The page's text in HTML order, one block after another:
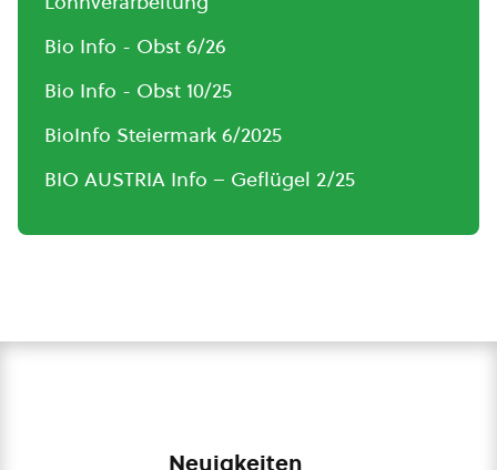
Bio Info - Obst 6/26
Bio Info - Obst 10/25
BioInfo Steiermark 6/2025
BIO AUSTRIA Info – Geflügel 2/25
Neuigkeiten